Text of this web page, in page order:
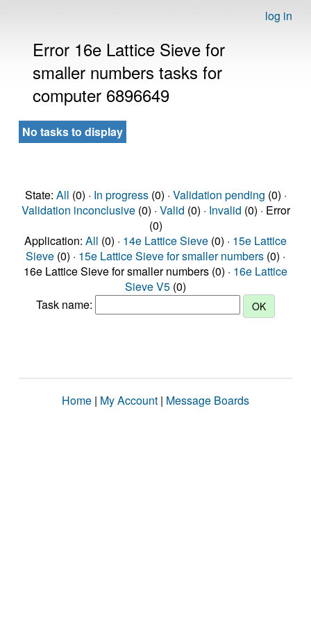
log in
Error 16e Lattice Sieve for
smaller numbers tasks for
computer 6896649
No tasks to display
State: All (0) · In progress(0) · Validation pending (0) ·
Validation inconclusive(0) · Valid (0) · Invalid (0) · Error
(0)
Application: All (0) · 14e Lattice Sieve (0) · 15e Lattice
Sieve (0) · 15e Lattice Sieve for smaller numbers (0) ·
16e Lattice Sieve for smaller numbers (0) · 16e Lattice
Sieve V5 (0)
Task name:
Home | My Account | Message Boards